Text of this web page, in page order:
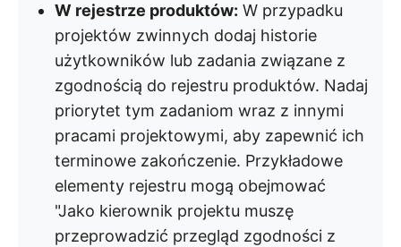
W rejestrze produktów: W przypadku
projektów zwinnych dodaj historie
użytkowników lub zadania związane z
zgodnością do rejestru produktów. Nadaj
priorytet tym zadaniom wraz z innymi
pracami projektowymi, aby zapewnić ich
terminowe zakończenie. Przykładowe
elementy rejestru mogą obejmować
"Jako kierownik projektu muszę
przeprowadzić przegląd zgodności z